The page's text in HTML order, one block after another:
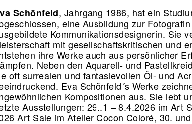
Schönfeld, Jahrgang 1986, hat ein
eine Ausbildung zur
Kommunikationsdesignerin. Sie
mit gesellschaftskritischen und
ihre Werke auch aus persönlicher
Neben den Aquarell- und
oft surrealen und fantasievollen Öl- und
Eva Schönfeld´s Werke
Kompositionen aus. Sie lebt
Ausstellungen: 29..1 – 8.4.2026 im Art
Art Sale im Atelier Cocon Coloré, 30.